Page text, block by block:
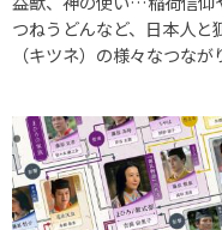
つねうどんなど、日本人と
（キツネ）の様々なつなが